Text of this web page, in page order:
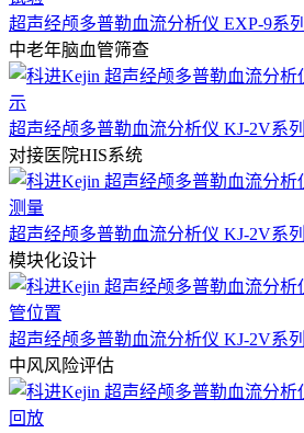
超声经颅多普勒血流分析仪 EXP-9系列
中老年脑血管筛查
超声经颅多普勒血流分析仪 KJ-2V系列
对接医院HIS系统
超声经颅多普勒血流分析仪 KJ-2V系列
模块化设计
超声经颅多普勒血流分析仪 KJ-2V系列
中风风险评估